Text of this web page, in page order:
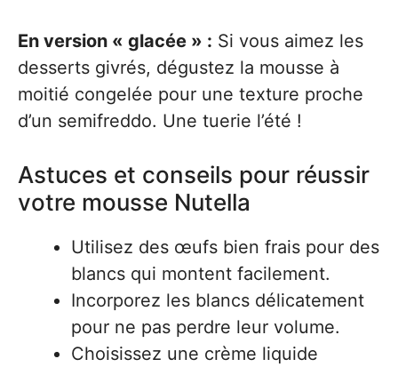
En version « glacée » : Si vous aimez les
desserts givrés, dégustez la mousse à
moitié congelée pour une texture proche
d’un semifreddo. Une tuerie l’été !
Astuces et conseils pour réussir
votre mousse Nutella
Utilisez des œufs bien frais pour des
blancs qui montent facilement.
Incorporez les blancs délicatement
pour ne pas perdre leur volume.
Choisissez une crème liquide